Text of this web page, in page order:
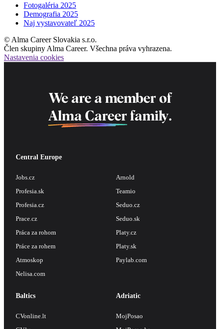
Fotogaléria 2025
Demografia 2025
Naj vystavovateľ 2025
© Alma Career Slovakia s.r.o.
Člen skupiny Alma Career. Všechna práva vyhrazena.
Nastavenia cookies
We are a member of
Alma Career family.
Central Europe
Jobs.cz
Profesia.sk
Profesia.cz
Prace.cz
Práca za rohom
Práce za rohem
Atmoskop
Nelisa.com
Arnold
Teamio
Seduo.cz
Seduo.sk
Platy.cz
Platy.sk
Paylab.com
Baltics
CVonline.lt
Adriatic
MojPosao